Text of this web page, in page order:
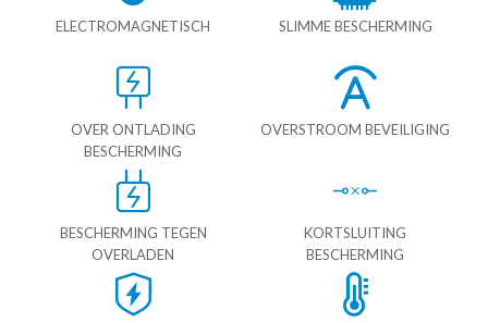
ELECTROMAGNETISCH SLIMME BESCHERMING
OVER ONTLADING
BESCHERMING
OVERSTROOM BEVEILIGING
BESCHERMING TEGEN
OVERLADEN
KORTSLUITING
BESCHERMING